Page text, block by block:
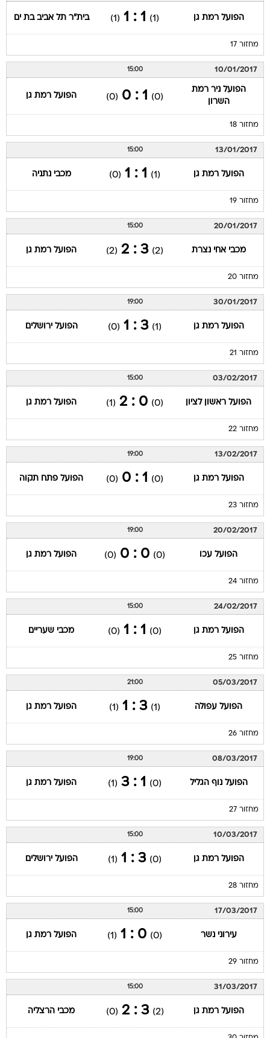
הפועל רמת גן (1)
1 : 1
(1) בית"ר תל אביב בת ים
מחזור 17
10/01/2017
15:00
הפועל ניר רמת
השרון
(0)
1 : 0
(0) הפועל רמת גן
מחזור 18
13/01/2017
15:00
הפועל רמת גן (1)
1 : 1
(0) מכבי נתניה
מחזור 19
20/01/2017
15:00
מכבי אחי נצרת (2)
3 : 2
(2) הפועל רמת גן
מחזור 20
30/01/2017
19:00
הפועל רמת גן (1)
3 : 1
(0) הפועל ירושלים
מחזור 21
03/02/2017
15:00
הפועל ראשון לציון (0)
0 : 2
(1) הפועל רמת גן
מחזור 22
13/02/2017
19:00
הפועל רמת גן (0)
1 : 0
(0) הפועל פתח תקוה
מחזור 23
20/02/2017
19:00
הפועל עכו (0)
0 : 0
(0) הפועל רמת גן
מחזור 24
24/02/2017
15:00
הפועל רמת גן (0)
1 : 1
(0) מכבי שעריים
מחזור 25
05/03/2017
21:00
הפועל עפולה (1)
3 : 1
(1) הפועל רמת גן
מחזור 26
08/03/2017
19:00
הפועל נוף הגליל (0)
1 : 3
(1) הפועל רמת גן
מחזור 27
10/03/2017
15:00
הפועל רמת גן (0)
3 : 1
(1) הפועל ירושלים
מחזור 28
17/03/2017
15:00
עירוני נשר (0)
0 : 1
(1) הפועל רמת גן
מחזור 29
31/03/2017
15:00
הפועל רמת גן (2)
3 : 2
(0) מכבי הרצליה